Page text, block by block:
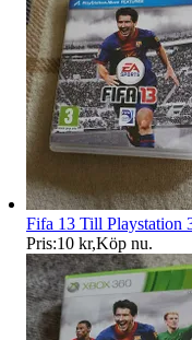
Fifa 13 Till Playstation
Pris:10 kr,Köp nu.